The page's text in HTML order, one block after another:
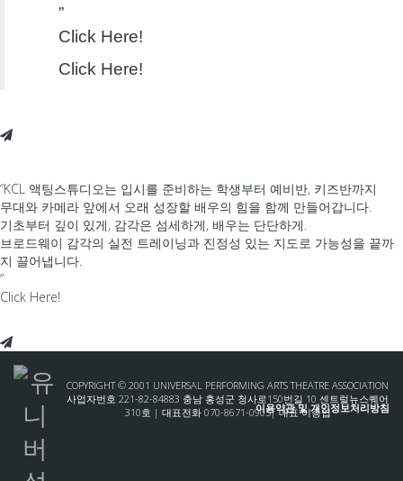
”
Click Here!
Click Here!
“KCL 액팅스튜디오는 입시를 준비하는 학생부터 예비반, 키즈반까지
무대와 카메라 앞에서 오래 성장할 배우의 힘을 함께 만들어갑니다.
기초부터 깊이 있게, 감각은 섬세하게, 배우는 단단하게.
브로드웨이 감각의 실전 트레이닝과 진정성 있는 지도로 가능성을 끝까
지 끌어냅니다.
”
Click Here!
COPYRIGHT © 2001 UNIVERSAL PERFORMING ARTS THEATRE ASSOCIATION
사업자번호 221-82-84883 충남 홍성군 청사로150번길 10 센트럴뉴스퀘어
310호 | 대표전화 070-8671-0905| 대표 이종엽
이용약관 및 개인정보처리방침